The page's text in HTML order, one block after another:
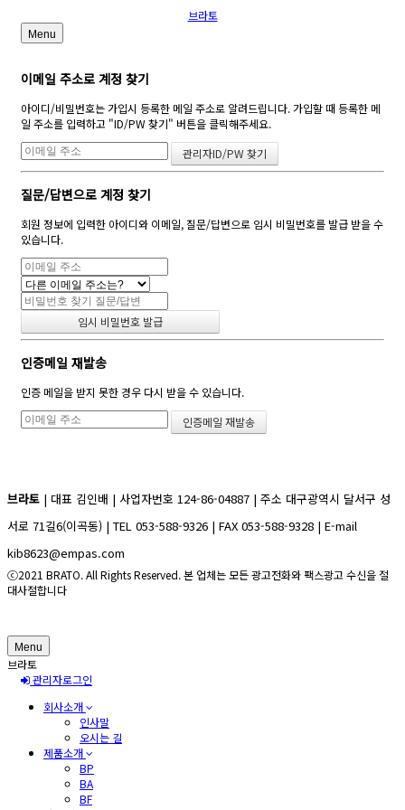
브라토
Menu
이메일 주소로 계정 찾기
아이디/비밀번호는 가입시 등록한 메일 주소로 알려드립니다. 가입할 때 등록한 메
일 주소를 입력하고 "ID/PW 찾기" 버튼을 클릭해주세요.
질문/답변으로 계정 찾기
회원 정보에 입력한 아이디와 이메일, 질문/답변으로 임시 비밀번호를 발급 받을 수
있습니다.
인증메일 재발송
인증 메일을 받지 못한 경우 다시 받을 수 있습니다.
브라토 | 대표 김인배 | 사업자번호 124-86-04887 | 주소 대구광역시 달서구 성
서로 71길6(이곡동) | TEL 053-588-9326 | FAX 053-588-9328 | E-mail
kib8623@empas.com
ⓒ2021 BRATO. All Rights Reserved. 본 업체는 모든 광고전화와 팩스광고 수신을 절
대사절합니다
Menu
브라토
관리자로그인
회사소개
인사말
오시는 길
제품소개
BP
BA
BF